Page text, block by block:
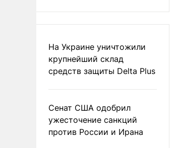
На Украине уничтожили
крупнейший склад
средств защиты Delta Plus
Сенат США одобрил
ужесточение санкций
против России и Ирана